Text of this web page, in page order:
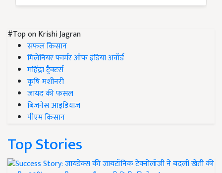
#Top on Krishi Jagran
सफल किसान
मिलेनियर फार्मर ऑफ इंडिया अवॉर्ड
महिंद्रा ट्रैक्टर्स
कृषि मशीनरी
जायद की फसल
बिज़नेस आइडियाज
पीएम किसान
Top Stories